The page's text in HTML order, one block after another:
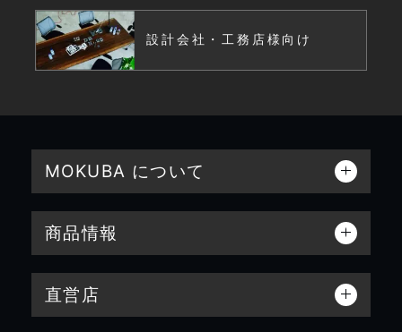
設計会社・工務店様向け
MOKUBA について
商品情報
直営店